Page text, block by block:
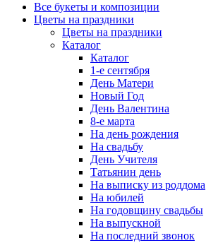
Все букеты и композиции
Цветы на праздники
Цветы на праздники
Каталог
Каталог
1-е сентября
День Матери
Новый Год
День Валентина
8-е марта
На день рождения
На свадьбу
День Учителя
Татьянин день
На выписку из роддома
На юбилей
На годовщину свадьбы
На выпускной
На последний звонок